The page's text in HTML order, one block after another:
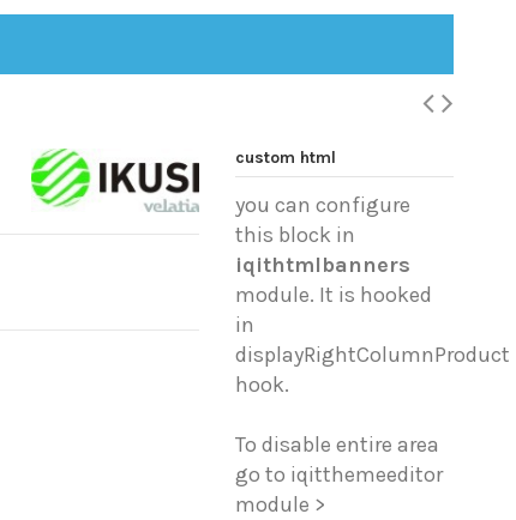
custom html
you can configure
this block in
iqithtmlbanners
module. It is hooked
in
displayRightColumnProduct
hook.
To disable entire area
go to iqitthemeeditor
module >